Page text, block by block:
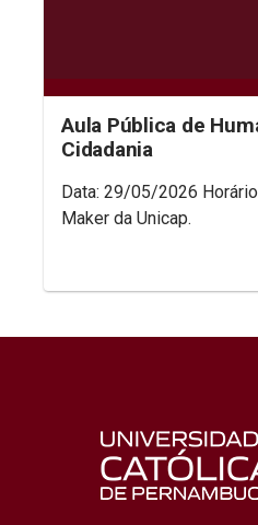
Aula Pública de
Cidadania
Data: 29/05/2026
Maker da Unicap.